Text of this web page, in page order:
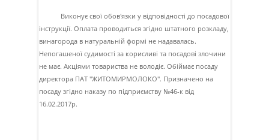
Виконує свої обов'язки у вiдповiдностi до посадової
iнструкцiї. Оплата проводиться згiдно штатного розкладу,
винагорода в натуральнiй формi не надавалась.
Непогашеної судимостi за корисливi та посадовi злочини
не має. Акцiями товариства не володiє. Обiймає посаду
директора ПАТ "ЖИТОМИРМОЛОКО". Призначено на
посаду згiдно наказу по пiдприємству №46-к вiд
16.02.2017р.